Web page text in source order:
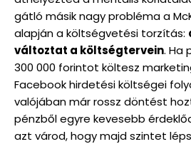
gátló másik nagy probléma a
alapján a költségvetési torzítás:
változtat a költségtervein. Ha
300 000 forintot költesz
Facebook hirdetési költségei
valójában már rossz döntést
pénzből egyre kevesebb
azt várod, hogy majd szintet